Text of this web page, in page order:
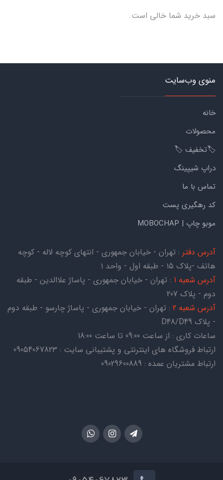
سبد خرید شما خالی است.
منوی وب‌سایت
خانه
محصولات
🏷️تخفیف 🏷️
دراپ شیپینگ
تماس با ما
کد رهگیری پست
موبو چاپ | MOBOCHAP
آدرس دفتر : تهران - خیابان جمهوری - انتهای کوچه لاله - کوچه
هاتف -پلاک ۱۵ - طبقه اول - واحد ۱
آدرس شعبه 1
: تهران - خیابان جمهوری - پاساژ علاالدین - طبقه
دوم - پلاک 207
آدرس شعبه 2
: تهران - خیابان جمهوری - پاساژ چارسو - طبقه دوم
- پلاک D48/D49
ساعات کاری : از ساعت 09:00 تا ساعت 18:00
ارتباط فروشگاه های اینترنتی و پشتیبانی سایت : 09054067823
ارتباط مشتریان عمده : 09029600889